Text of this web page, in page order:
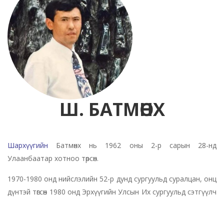
Ш. БАТМӨНХ
Шархүүгийн Батмөнх нь 1962 оны 2-р сарын 28-нд
Улаанбаатар хотноо төрсөн.
1970-1980 онд нийслэлийн 52-р дунд сургуульд суралцан, онц
дүнтэй төгсөн 1980 онд Эрхүүгийн Улсын Их сургуульд сэтгүүлч